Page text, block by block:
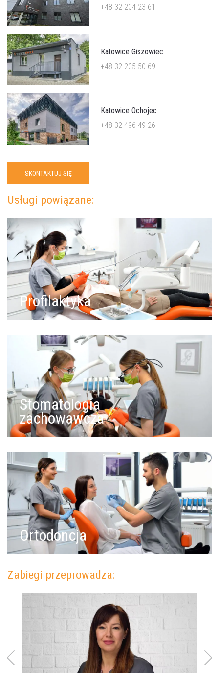
Zabiegi przeprowadza:
Usługi powiązane:
Profilaktyka
Stomatologia
zachowawcza
Ortodoncja
+48 32 204 23 61
Katowice Giszowiec
+48 32 205 50 69
Katowice Ochojec
+48 32 496 49 26
SKONTAKTUJ SIĘ